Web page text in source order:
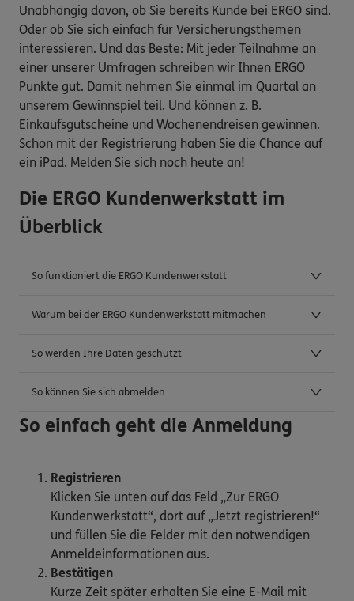
Unabhängig davon, ob Sie bereits Kunde bei ERGO sind.
Oder ob Sie sich einfach für Versicherungsthemen
interessieren. Und das Beste: Mit jeder Teilnahme an
einer unserer Umfragen schreiben wir Ihnen ERGO
Punkte gut. Damit nehmen Sie einmal im Quartal an
unserem Gewinnspiel teil. Und können z. B.
Einkaufsgutscheine und Wochenendreisen gewinnen.
Schon mit der Registrierung haben Sie die Chance auf
ein iPad. Melden Sie sich noch heute an!
Die ERGO Kundenwerkstatt im
Überblick
So funktioniert die ERGO Kundenwerkstatt
Warum bei der ERGO Kundenwerkstatt mitmachen
So werden Ihre Daten geschützt
So können Sie sich abmelden
So einfach geht die Anmeldung
Registrieren
Klicken Sie unten auf das Feld „Zur ERGO
Kundenwerkstatt“, dort auf „Jetzt registrieren!“
und füllen Sie die Felder mit den notwendigen
Anmeldeinformationen aus.
Bestätigen
Kurze Zeit später erhalten Sie eine E-Mail mit